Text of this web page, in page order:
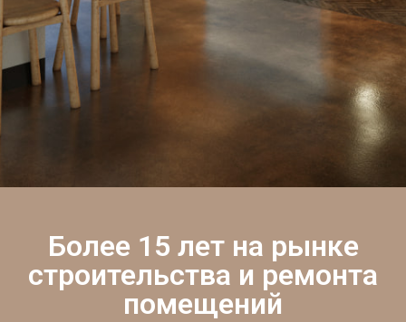
Более 15 лет на рынке
строительства и ремонта
помещений